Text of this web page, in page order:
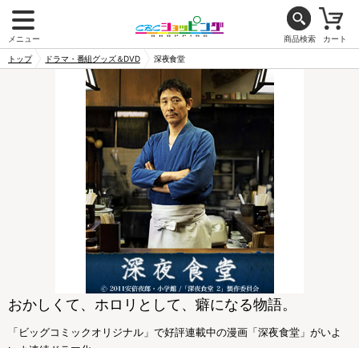
メニュー 商品検索 カート
トップ ドラマ・番組グッズ＆DVD 深夜食堂
おかしくて、ホロリとして、癖になる物語。
「ビッグコミックオリジナル」で好評連載中の漫画「深夜食堂」がいよ